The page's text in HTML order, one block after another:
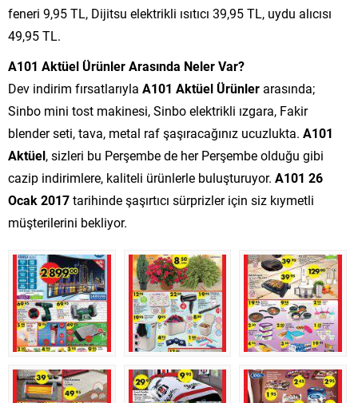
feneri 9,95 TL, Dijitsu elektrikli ısıtıcı 39,95 TL, uydu alıcısı
49,95 TL.
A101 Aktüel Ürünler Arasında Neler Var?
Dev indirim fırsatlarıyla A101 Aktüel Ürünler arasında;
Sinbo mini tost makinesi, Sinbo elektrikli ızgara, Fakir
blender seti, tava, metal raf şaşıracağınız ucuzlukta. A101
Aktüel, sizleri bu Perşembe de her Perşembe olduğu gibi
cazip indirimlere, kaliteli ürünlerle buluşturuyor. A101 26
Ocak 2017tarihinde şaşırtıcı sürprizler için siz kıymetli
müşterilerini bekliyor.